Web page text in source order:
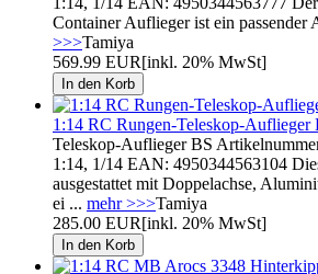
Container Auflieger ist ein passender
>>>Tamiya
569.99 EUR[inkl. 20% MwSt]
1:14 RC Rungen-Teleskop-Auflieger
Teleskop-Auflieger BS
1:14, 1/14 EAN: 4950344563104
ausgestattet mit Doppelachse,
ei ... mehr >>>Tamiya
285.00 EUR[inkl. 20% MwSt]